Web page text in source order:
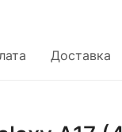
Доставка